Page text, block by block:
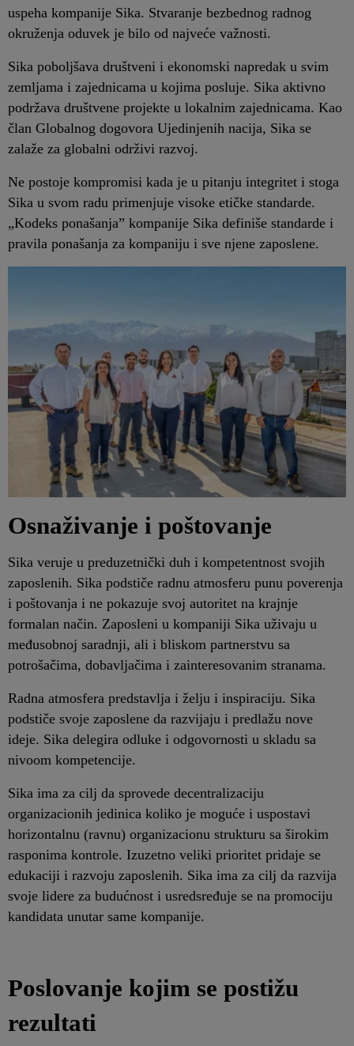
uspeha kompanije Sika. Stvaranje bezbednog radnog
okruženja oduvek je bilo od najveće važnosti.
Sika poboljšava društveni i ekonomski napredak u svim
zemljama i zajednicama u kojima posluje. Sika aktivno
podržava društvene projekte u lokalnim zajednicama. Kao
član Globalnog dogovora Ujedinjenih nacija, Sika se
zalaže za globalni održivi razvoj.
Ne postoje kompromisi kada je u pitanju integritet i stoga
Sika u svom radu primenjuje visoke etičke standarde.
„Kodeks ponašanja” kompanije Sika definiše standarde i
pravila ponašanja za kompaniju i sve njene zaposlene.
Osnaživanje i poštovanje
Sika veruje u preduzetnički duh i kompetentnost svojih
zaposlenih. Sika podstiče radnu atmosferu punu poverenja
i poštovanja i ne pokazuje svoj autoritet na krajnje
formalan način. Zaposleni u kompaniji Sika uživaju u
međusobnoj saradnji, ali i bliskom partnerstvu sa
potrošačima, dobavljačima i zainteresovanim stranama.
Radna atmosfera predstavlja i želju i inspiraciju. Sika
podstiče svoje zaposlene da razvijaju i predlažu nove
ideje. Sika delegira odluke i odgovornosti u skladu sa
nivoom kompetencije.
Sika ima za cilj da sprovede decentralizaciju
organizacionih jedinica koliko je moguće i uspostavi
horizontalnu (ravnu) organizacionu strukturu sa širokim
rasponima kontrole. Izuzetno veliki prioritet pridaje se
edukaciji i razvoju zaposlenih. Sika ima za cilj da razvija
svoje lidere za budućnost i usredsređuje se na promociju
kandidata unutar same kompanije.
Poslovanje kojim se postižu
rezultati